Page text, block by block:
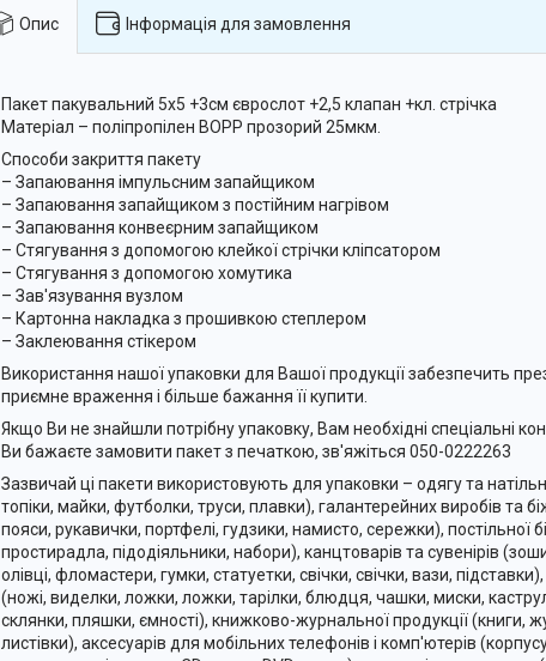
Опис Інформація для замовлення
Пакет пакувальний 5х5 +3см єврослот +2,5 клапан +кл. стрічка
Матеріал – поліпропілен BOPP прозорий 25мкм.
Способи закриття пакету
– Запаювання імпульсним запайщиком
– Запаювання запайщиком з постійним нагрівом
– Запаювання конвеєрним запайщиком
– Стягування з допомогою клейкої стрічки кліпсатором
– Стягування з допомогою хомутика
– Зав'язування вузлом
– Картонна накладка з прошивкою степлером
– Заклеювання стікером
Використання нашої упаковки для Вашої продукції забезпечить
приємне враження і більше бажання її купити.
Якщо Ви не знайшли потрібну упаковку, Вам необхідні спеціальні
Ви бажаєте замовити пакет з печаткою, зв'яжіться 050-0222263
Зазвичай ці пакети використовують для упаковки – одягу та
топіки, майки, футболки, труси, плавки), галантерейних виробів та
пояси, рукавички, портфелі, гудзики, намисто, сережки), постільної
простирадла, підодіяльники, набори), канцтоварів та сувенірів
олівці, фломастери, гумки, статуетки, свічки, свічки, вази,
(ножі, виделки, ложки, ложки, тарілки, блюдця, чашки, миски,
склянки, пляшки, ємності), книжково-журнальної продукції (книги,
листівки), аксесуарів для мобільних телефонів і комп'ютерів